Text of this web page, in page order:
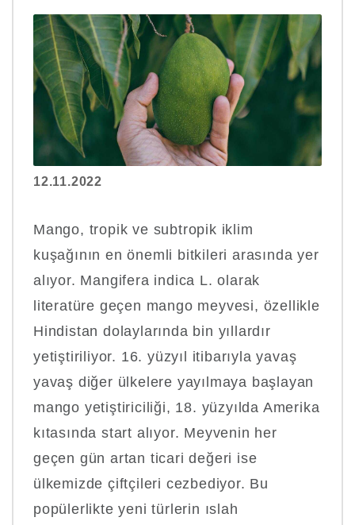
12.11.2022
Mango, tropik ve subtropik iklim
kuşağının en önemli bitkileri arasında yer
alıyor. Mangifera indica L. olarak
literatüre geçen mango meyvesi, özellikle
Hindistan dolaylarında bin yıllardır
yetiştiriliyor. 16. yüzyıl itibarıyla yavaş
yavaş diğer ülkelere yayılmaya başlayan
mango yetiştiriciliği, 18. yüzyılda Amerika
kıtasında start alıyor. Meyvenin her
geçen gün artan ticari değeri ise
ülkemizde çiftçileri cezbediyor. Bu
popülerlikte yeni türlerin ıslah